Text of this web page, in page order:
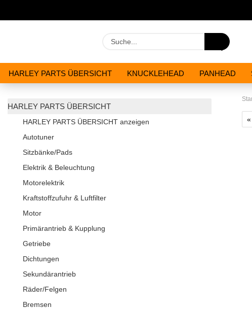
Suche...
HARLEY PARTS ÜBERSICHT KNUCKLEHEAD PANHEAD
HARLEY PARTS ÜBERSICHT
HARLEY PARTS ÜBERSICHT anzeigen
Autotuner
Sitzbänke/Pads
Elektrik & Beleuchtung
Motorelektrik
Kraftstoffzufuhr & Luftfilter
Motor
Primärantrieb & Kupplung
Getriebe
Dichtungen
Sekundärantrieb
Räder/Felgen
Bremsen